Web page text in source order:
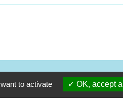
d'Ervauville
to activate OK, accept all